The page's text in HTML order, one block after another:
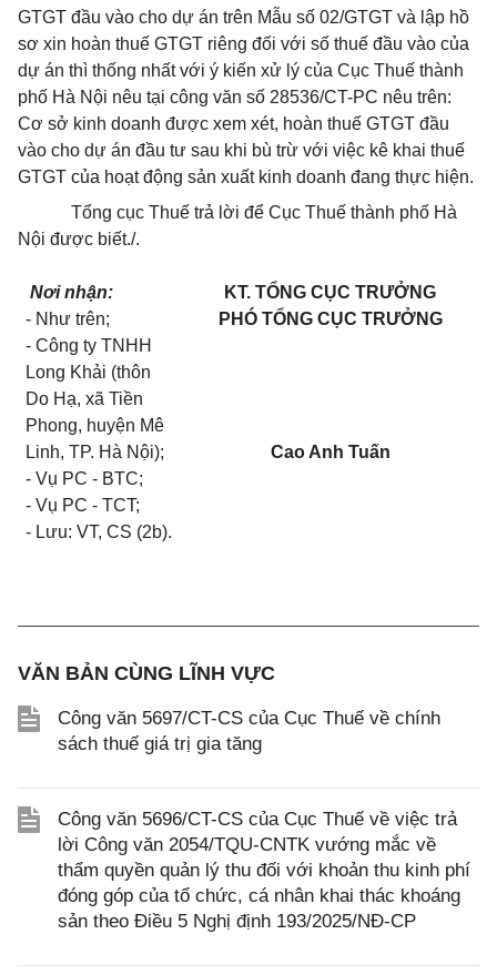
GTGT đầu vào cho dự án trên Mẫu số 02/GTGT và lập hồ
sơ xin hoàn thuế GTGT riêng đối với số thuế đầu vào của
dự án thì thống nhất với ý kiến xử lý của Cục Thuế thành
phố Hà Nội nêu tại công văn số 28536/CT-PC nêu trên:
Cơ sở kinh doanh được xem xét, hoàn thuế GTGT đầu
vào cho dự án đầu tư sau khi bù trừ với việc kê khai thuế
GTGT của hoạt động sản xuất kinh doanh đang thực hiện.
Tổng cục Thuế trả lời để Cục Thuế thành phố Hà
Nội được biết./.
Nơi nhận:
- Như trên;
- Công ty TNHH
Long Khải (thôn
Do Hạ, xã Tiền
Phong, huyện Mê
Linh, TP. Hà Nội);
- Vụ PC - BTC;
- Vụ PC - TCT;
- Lưu: VT, CS (2b).
KT. TỔNG CỤC TRƯỞNG
PHÓ TỔNG CỤC TRƯỞNG
Cao Anh Tuấn
VĂN BẢN CÙNG LĨNH VỰC
Công văn 5697/CT-CS của Cục Thuế về chính
sách thuế giá trị gia tăng
Công văn 5696/CT-CS của Cục Thuế về việc trả
lời Công văn 2054/TQU-CNTK vướng mắc về
thẩm quyền quản lý thu đối với khoản thu kinh phí
đóng góp của tổ chức, cá nhân khai thác khoáng
sản theo Điều 5 Nghị định 193/2025/NĐ-CP